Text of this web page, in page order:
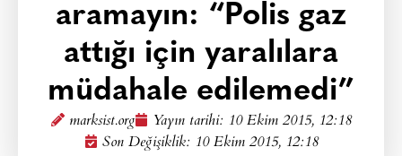
aramayın: “Polis gaz
attığı için yaralılara
müdahale edilemedi”
marksist.org Yayın tarihi: 10 Ekim 2015, 12:18
Son Değişiklik: 10 Ekim 2015, 12:18